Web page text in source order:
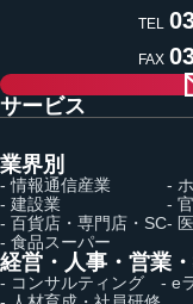
TEL
FAX
サービス
業界別
- 情報通信産業
- 建設業
- 百貨店・専門店・SC
- 食品スーパー
-
-
-
経営・人事・営業
- コンサルティング
- e